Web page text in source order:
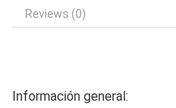
Reviews (0)
Información general: